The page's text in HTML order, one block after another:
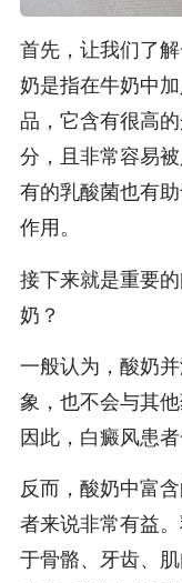
首先，让我们了
奶是指在牛奶中
品，它含有很高
分，且非常容易
有的乳酸菌也有
作用。
接下来就是重要
奶？
一般认为，酸奶
象，也不会与其
因此，白癜风患
反而，酸奶中富
者来说非常有益
于骨骼、牙齿、